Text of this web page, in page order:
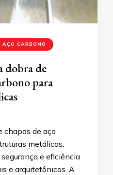
CARBONO
dobra de
para
chapas de aço
metálicas,
e eficiência
e arquitetônicos. A